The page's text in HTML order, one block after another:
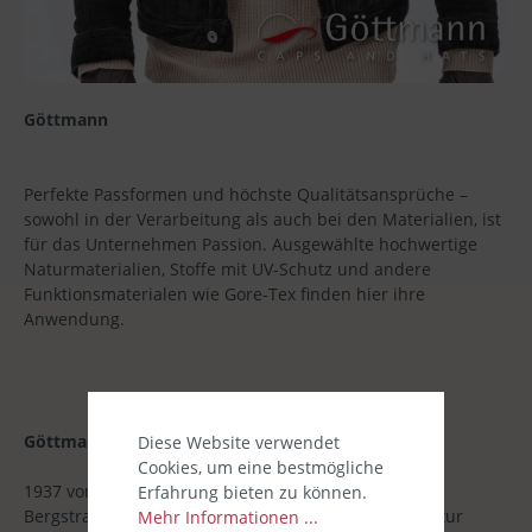
Göttmann
Perfekte Passformen und höchste Qualitätsansprüche –
sowohl in der Verarbeitung als auch bei den Materialien, ist
für das Unternehmen Passion. Ausgewählte hochwertige
Naturmaterialien, Stoffe mit UV-Schutz und andere
Funktionsmaterialen wie Gore-Tex finden hier ihre
Anwendung.
Göttmann
1937 von Johann Rittersberger in Bensheim an der
Bergstraße gegründet, entwickelte sich die Manufaktur
Diese Website verwendet
Cookies, um eine bestmögliche
Erfahrung bieten zu können.
Mehr Informationen ...